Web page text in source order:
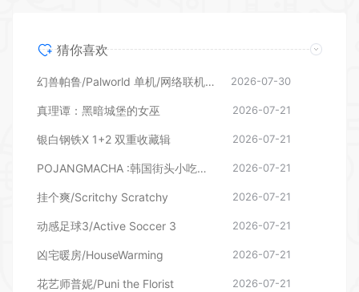
猜你喜欢
幻兽帕鲁/Palworld 单机/网络联机 （更新v1.0.1.10619） 2026-07-30
真理谭：黑暗城堡的女巫 2026-07-21
银白钢铁X 1+2 双重收藏辑 2026-07-21
POJANGMACHA :韩国街头小吃模拟器 2026-07-21
挂个爽/Scritchy Scratchy 2026-07-21
动感足球3/Active Soccer 3 2026-07-21
凶宅暖房/HouseWarming 2026-07-21
花艺师普妮/Puni the Florist 2026-07-21